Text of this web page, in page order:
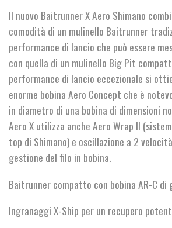
da
€195,00
a
€200,00
Il nuovo Baitrunner X Aero Shimano
comodità di un mulinello Baitrunner
performance di lancio che può essere
con quella di un mulinello Big Pit
performance di lancio eccezionale si
enorme bobina Aero Concept che è
in diametro di una bobina di dimensioni
Aero X utilizza anche Aero Wrap II
top di Shimano) e oscillazione a 2
gestione del filo in bobina.
Baitrunner compatto con bobina AR-C di
Ingranaggi X-Ship per un recupero